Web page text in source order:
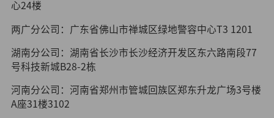
心24楼
两广分公司：广东省佛山市禅城区绿地警容中心T3 1201
湖南分公司：湖南省长沙市长沙经济开发区东六路南段77
号科技新城B28-2栋
河南分公司：河南省郑州市管城回族区郑东升龙广场3号楼
A座31楼3102